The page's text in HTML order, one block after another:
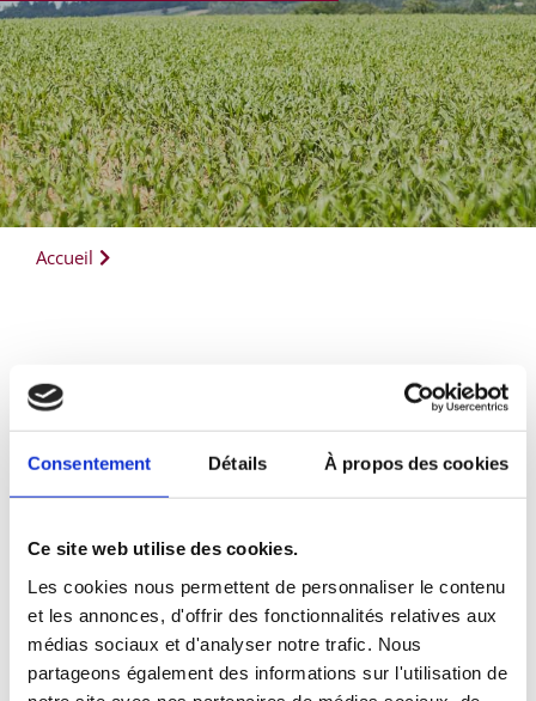
Consentement Détails À propos des cookies
Ce site web utilise des cookies.
Les cookies nous permettent de personnaliser le contenu
et les annonces, d'offrir des fonctionnalités relatives aux
médias sociaux et d'analyser notre trafic. Nous
partageons également des informations sur l'utilisation de
Accueil